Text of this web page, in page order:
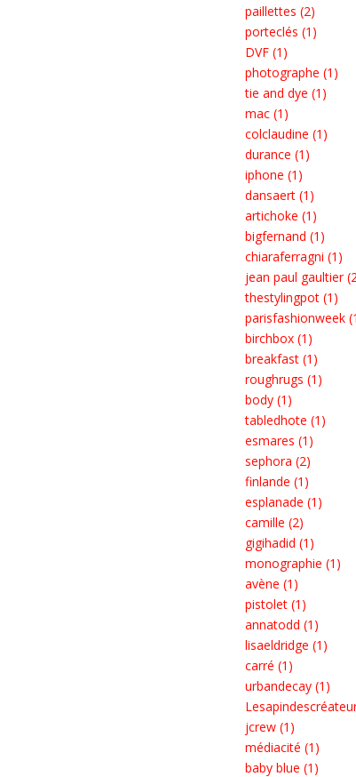
paillettes (2)
porteclés (1)
DVF (1)
photographe (1)
tie and dye (1)
mac (1)
colclaudine (1)
durance (1)
iphone (1)
dansaert (1)
artichoke (1)
bigfernand (1)
chiaraferragni (1)
jean paul gaultier
thestylingpot (1)
parisfashionweek
birchbox (1)
breakfast (1)
roughrugs (1)
body (1)
tabledhote (1)
esmares (1)
sephora (2)
finlande (1)
esplanade (1)
camille (2)
gigihadid (1)
monographie (1)
avène (1)
pistolet (1)
annatodd (1)
lisaeldridge (1)
carré (1)
urbandecay (1)
jcrew (1)
médiacité (1)
baby blue (1)